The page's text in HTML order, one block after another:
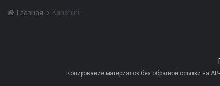
Главная Kanshinin
Копирование материалов без обратной ссылки на